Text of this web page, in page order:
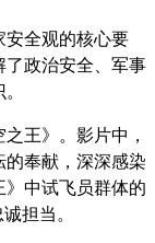
安全观的核心要
了政治安全、军事
王》。影片中，
奉献，深深感染
》中试飞员群体的
担当。